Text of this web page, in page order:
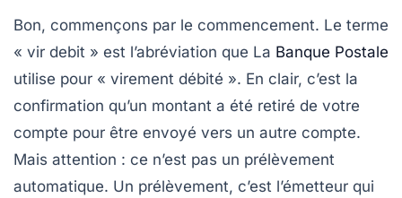
Bon, commençons par le commencement. Le terme
« vir debit » est l’abréviation que La Banque Postale
utilise pour « virement débité ». En clair, c’est la
confirmation qu’un montant a été retiré de votre
compte pour être envoyé vers un autre compte.
Mais attention : ce n’est pas un prélèvement
automatique. Un prélèvement, c’est l’émetteur qui